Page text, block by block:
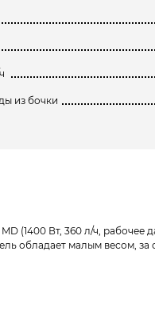
из бочки
(1400 Вт, 360 л/ч,
обладает малым весом, за